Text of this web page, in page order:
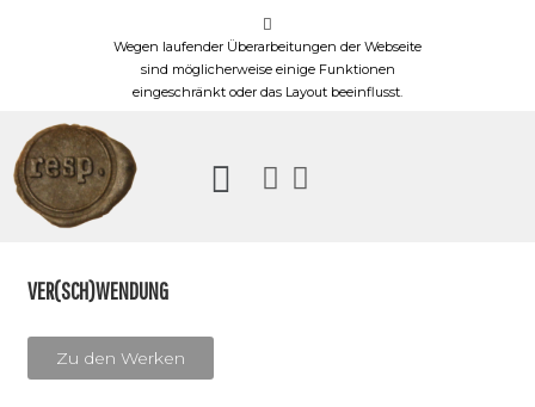
Wegen laufender Überarbeitungen der Webseite
sind möglicherweise einige Funktionen
eingeschränkt oder das Layout beeinflusst.
VER(SCH)WENDUNG
Zu den Werken